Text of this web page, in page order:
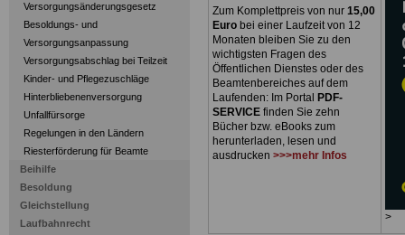
Versorgungsänderungsgesetz
Besoldungs- und
Versorgungsanpassung
Versorgungsabschlag bei Teilzeit
Kinder- und Pflegezuschläge
Hinterbliebenenversorgung
Unfallfürsorge
Regelungen in den Ländern
Riesterförderung für Beamte
Beihilfe
Besoldung
Gleichstellung
Laufbahnrecht
Zum Komplettpreis von nur 15,00
Euro bei einer Laufzeit von 12
Monaten bleiben Sie zu den
wichtigsten Fragen des
Öffentlichen Dienstes oder des
Beamtenbereiches auf dem
Laufenden: Im Portal PDF-
SERVICE finden Sie zehn
Bücher bzw. eBooks zum
herunterladen, lesen und
ausdrucken >>>mehr Infos
>